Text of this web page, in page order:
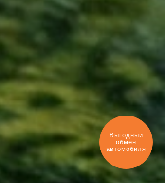
Оценить ваш
автомобиль?